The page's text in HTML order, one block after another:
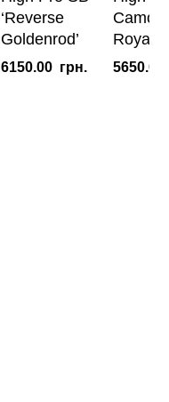
‘Reverse
Goldenrod’
6150.00 грн.
Camo
Royal
5650.00